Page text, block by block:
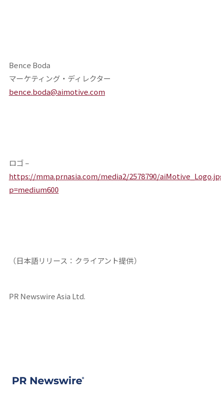
Bence Boda
マーケティング・ディレクター
bence.boda@aimotive.com
ロゴ –
https://mma.prnasia.com/media2/2578790/
p=medium600
（日本語リリース：クライアント提供）
PR Newswire Asia Ltd.